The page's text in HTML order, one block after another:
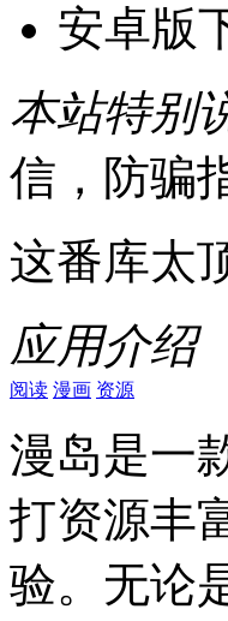
安卓版
本站特别
信，防骗
这番库太
应用介绍
阅读 漫画 资源
漫岛是一
打资源丰
验。无论